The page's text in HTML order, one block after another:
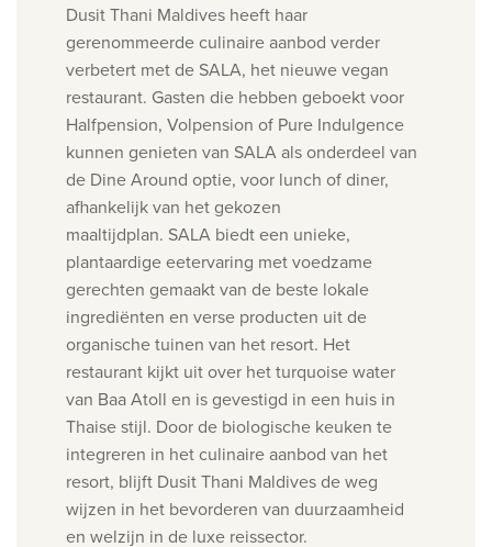
Dusit Thani Maldives heeft haar
gerenommeerde culinaire aanbod verder
verbetert met de SALA, het nieuwe vegan
restaurant. Gasten die hebben geboekt voor
Halfpension, Volpension of Pure Indulgence
kunnen genieten van SALA als onderdeel van
de Dine Around optie, voor lunch of diner,
afhankelijk van het gekozen
maaltijdplan. SALA biedt een unieke,
plantaardige eetervaring met voedzame
gerechten gemaakt van de beste lokale
ingrediënten en verse producten uit de
organische tuinen van het resort. Het
restaurant kijkt uit over het turquoise water
van Baa Atoll en is gevestigd in een huis in
Thaise stijl. Door de biologische keuken te
integreren in het culinaire aanbod van het
resort, blijft Dusit Thani Maldives de weg
wijzen in het bevorderen van duurzaamheid
en welzijn in de luxe reissector.